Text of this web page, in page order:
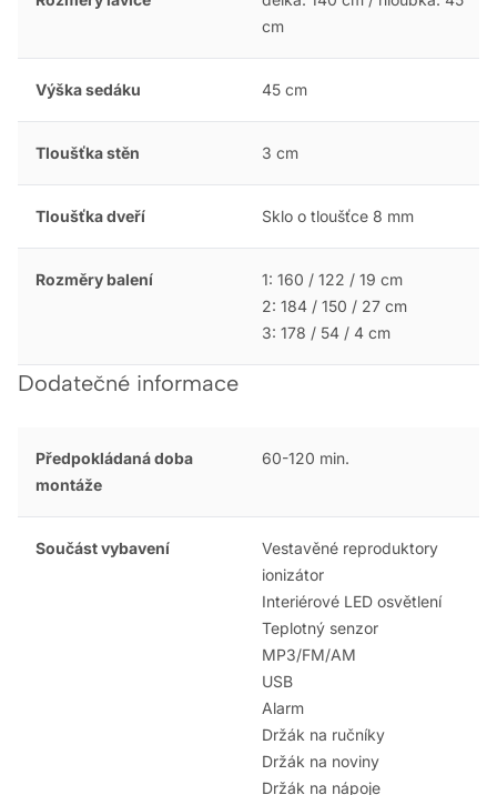
cm
Výška sedáku 45 cm
Tloušťka stěn 3 cm
Tloušťka dveří Sklo o tloušťce 8 mm
Rozměry balení
1: 160 / 122 / 19 cm
2: 184 / 150 / 27 cm
3: 178 / 54 / 4 cm
Dodatečné informace
Předpokládaná doba
montáže
60-120 min.
Součást vybavení
Vestavěné reproduktory
ionizátor
Interiérové LED osvětlení
Teplotný senzor
MP3/FM/AM
USB
Alarm
Držák na ručníky
Držák na noviny
Držák na nápoje